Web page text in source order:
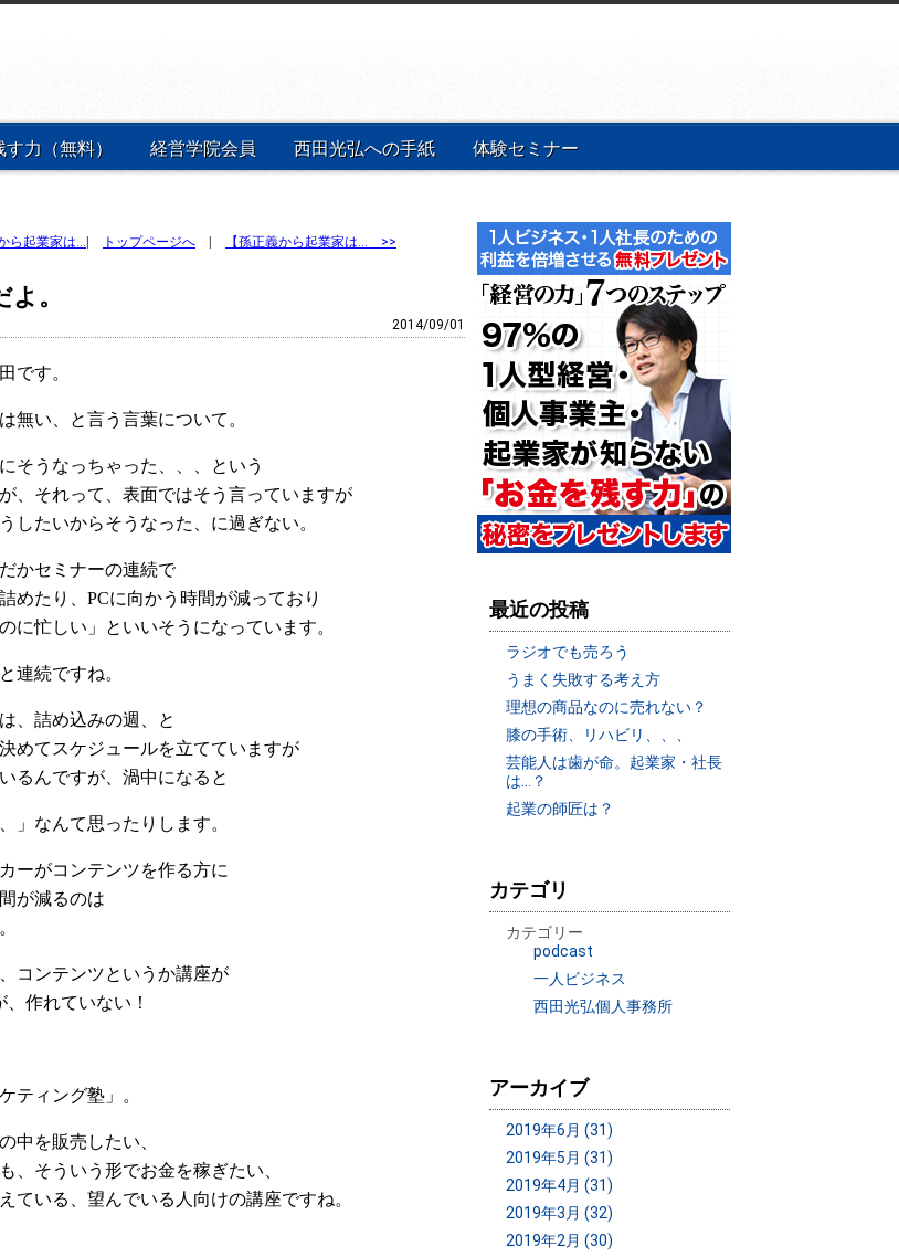
力（無料） 経営学院会員 西田光弘への手紙 体験セミナー
ら起業家は… トップページへ 【孫正義から起業家は… >>
。
2014/09/01
す。
無い、と言う言葉について。
そうなっちゃった、、、という
、それって、表面ではそう言っていますが
したいからそうなった、に過ぎない。
かセミナーの連続で
めたり、PCに向かう時間が減っており
に忙しい」といいそうになっています。
連続ですね。
、詰め込みの週、と
めてスケジュールを立てていますが
るんですが、渦中になると
」なんて思ったりします。
ーがコンテンツを作る方に
が減るのは
コンテンツというか講座が
作れていない！
ティング塾」。
中を販売したい、
、そういう形でお金を稼ぎたい、
ている、望んでいる人向けの講座ですね。
最近の投稿
ラジオでも売ろう
うまく失敗する考え方
理想の商品なのに売れない？
膝の手術、リハビリ、、、
芸能人は歯が命。起業家・社長
は…？
起業の師匠は？
カテゴリ
カテゴリー
podcast
一人ビジネス
西田光弘個人事務所
アーカイブ
2019年6月 (31)
2019年5月 (31)
2019年4月 (31)
2019年3月 (32)
2019年2月 (30)